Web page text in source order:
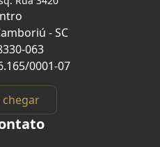
- SC
063
0001-07
chegar